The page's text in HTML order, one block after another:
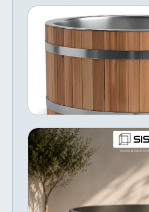
มีสต๊อก
easy and safe to get in
a cohesive all-black
plunge recovery routines. Chiller NOT
included.
มีสต๊อก
อ่างน้ำแข็งทรงกลม ไม้ซี
This round ice bath
cedar wood exterior
classic barrel-style
steel banding provides
indoor and outdoor
steel interior is easy to
to corrosion, making it
plunge use. A beautiful
centrepiece for any cold
routine.
฿115,149
อ่างแช่เย็น Cold
วัสดุไม้และสแตนเลส
3–4 Person Wood &
Experience premium
SISU 3–4 Person Wood